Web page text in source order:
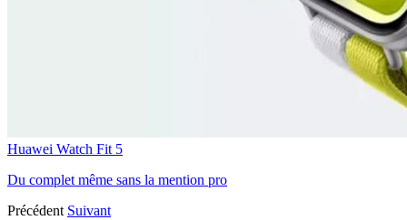
Huawei Watch Fit 5
Du complet même sans la mention pro
Précédent Suivant